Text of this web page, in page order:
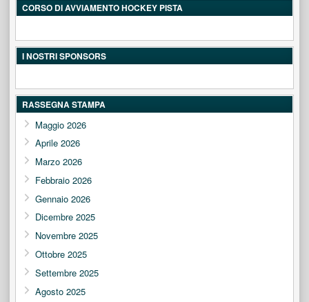
CORSO DI AVVIAMENTO HOCKEY PISTA
I NOSTRI SPONSORS
RASSEGNA STAMPA
Maggio 2026
Aprile 2026
Marzo 2026
Febbraio 2026
Gennaio 2026
Dicembre 2025
Novembre 2025
Ottobre 2025
Settembre 2025
Agosto 2025